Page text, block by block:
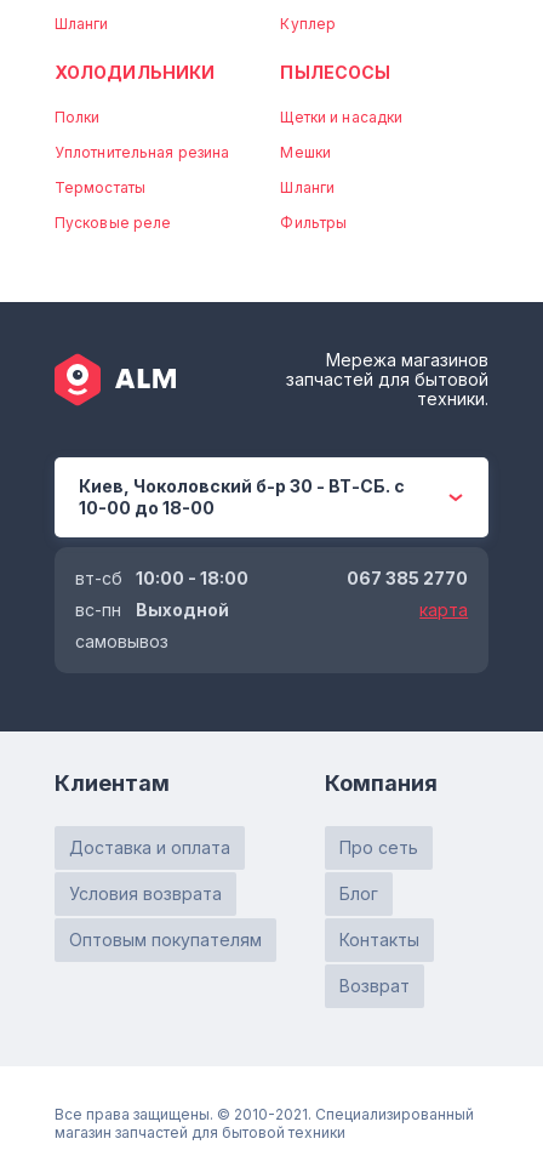
Шланги
Куплер
ХОЛОДИЛЬНИКИ
Полки
Уплотнительная резина
Термостаты
Пусковые реле
ПЫЛЕСОСЫ
Щетки и насадки
Мешки
Шланги
Фильтры
Мережа магазинов
запчастей для бытовой
техники.
Киев, Чоколовский б-р 30 - ВТ-СБ. с
10-00 до 18-00
вт-сб
10:00 - 18:00
вс-пн
Выходной
самовывоз
067 385 2770
карта
Клиентам
Доставка и оплата
Условия возврата
Оптовым покупателям
Компания
Про сеть
Блог
Контакты
Возврат
Все права защищены. © 2010-2021. Специализированный
магазин запчастей для бытовой техники